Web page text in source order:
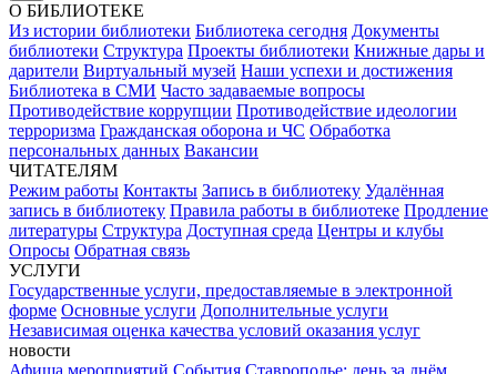
О БИБЛИОТЕКЕ
Из истории библиотеки Библиотека сегодня Документы
библиотеки Структура Проекты библиотеки Книжные дары и
дарители Виртуальный музей Наши успехи и достижения
Библиотека в СМИ Часто задаваемые вопросы
Противодействие коррупции Противодействие идеологии
терроризма Гражданская оборона и ЧС Обработка
персональных данных Вакансии
ЧИТАТЕЛЯМ
Режим работы Контакты Запись в библиотеку Удалённая
запись в библиотеку Правила работы в библиотеке Продление
литературы Структура Доступная среда Центры и клубы
Опросы Обратная связь
УСЛУГИ
Государственные услуги, предоставляемые в электронной
форме Основные услуги Дополнительные услуги
Независимая оценка качества условий оказания услуг
новости
Афиша мероприятий События Ставрополье: день за днём